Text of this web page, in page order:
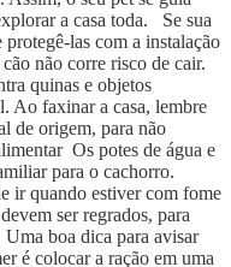
a casa toda. Se sua
las com a instalação
não corre risco de cair.
quinas e objetos
Ao faxinar a casa, lembre
de origem, para não
Os potes de água e
para o cachorro.
ir quando estiver com fome
ser regrados, para
boa dica para avisar
é colocar a ração em uma